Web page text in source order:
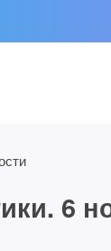
6